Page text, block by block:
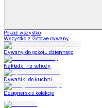
Pokaż wszystko
Wszystko z Gotowe dywany
Dywany do pokoju dziennego
Nakładki na schody
Dywaniki do kuchni
Designerskie kolekcje